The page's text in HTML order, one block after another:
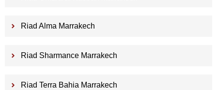
Riad Alma Marrakech
Riad Sharmance Marrakech
Riad Terra Bahia Marrakech